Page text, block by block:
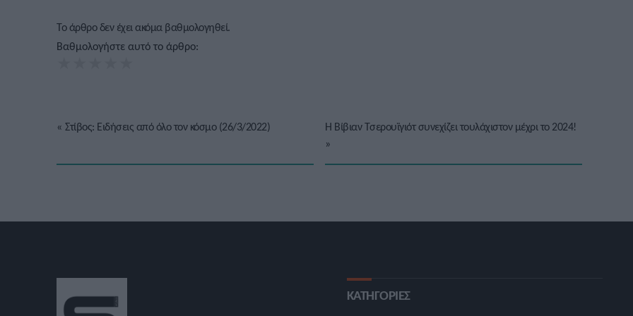
Το άρθρο δεν έχει ακόμα βαθμολογηθεί.
Βαθμολογήστε αυτό το άρθρο:
« Στίβος: Ειδήσεις από όλο τον κόσμο (26/3/2022)
Η Βίβιαν Τσερουϊγιότ συνεχίζει τουλάχιστον μέχρι το 2024!
»
ΚΑΤΗΓΟΡΙΕΣ